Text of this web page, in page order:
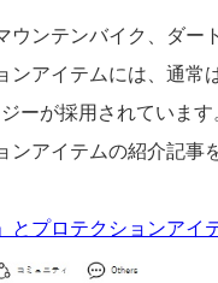
ウンテンバイク、ダー
ンアイテムには、通
ーが採用されています
アイテムの紹介記事
とプロテクションア